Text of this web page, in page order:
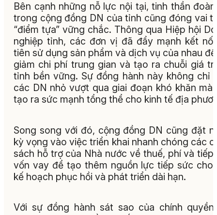
Bên cạnh những nỗ lực nội tại, tinh thần
trong cộng đồng DN của tỉnh cũng đóng vai
“điểm tựa” vững chắc. Thông qua Hiệp hội
nghiệp tỉnh, các đơn vị đã đẩy mạnh kết
tiên sử dụng sản phẩm và dịch vụ của nhau
giảm chi phí trung gian và tạo ra chuỗi giá
tỉnh bền vững. Sự đồng hành này không chỉ
các DN nhỏ vượt qua giai đoạn khó khăn mà
tạo ra sức mạnh tổng thể cho kinh tế địa
Song song với đó, cộng đồng DN cũng đặt
kỳ vọng vào việc triển khai nhanh chóng các
sách hỗ trợ của Nhà nước về thuế, phí và tiếp
vốn vay để tạo thêm nguồn lực tiếp sức cho
kế hoạch phục hồi và phát triển dài hạn.
Với sự đồng hành sát sao của chính